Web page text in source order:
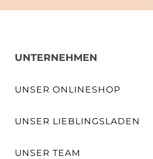
UNTERNEHMEN
UNSER ONLINESHOP
UNSER LIEBLINGSLADEN
UNSER TEAM